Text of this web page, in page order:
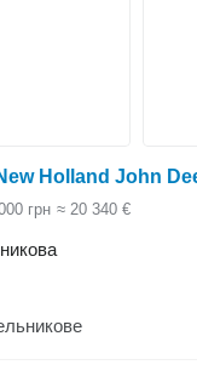
грн ≈ 20 340 €